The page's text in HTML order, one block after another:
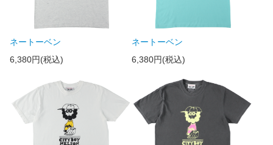
ネートーベン
6,380円(税込)
ネートーベン
6,380円(税込)